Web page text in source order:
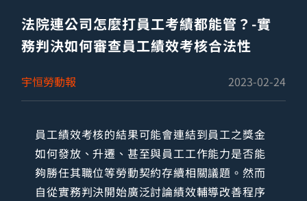
法院連公司怎麼打員工考績都能管？-實
務判決如何審查員工績效考核合法性
宇恒勞動報 2023-02-24
員工績效考核的結果可能會連結到員工之獎金
如何發放、升遷、甚至與員工工作能力是否能
夠勝任其職位等勞動契約存續相關議題。然而
自從實務判決開始廣泛討論績效輔導改善程序